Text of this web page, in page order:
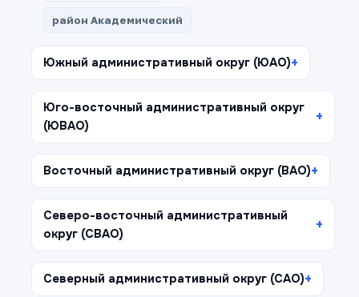
район Академический
Южный административный округ (ЮАО)
Юго-восточный административный округ
(ЮВАО)
Восточный административный округ (ВАО)
Северо-восточный административный
округ (СВАО)
Северный административный округ (САО)